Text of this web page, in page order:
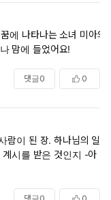
에 나타나는 소녀 미아의
맘에 들었어요!
댓글0 0
람이 된 장. 하나님의 일